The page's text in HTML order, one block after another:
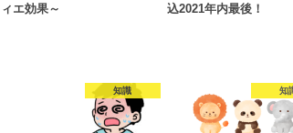
ィエ効果～
込2021年内最後！
知識 知